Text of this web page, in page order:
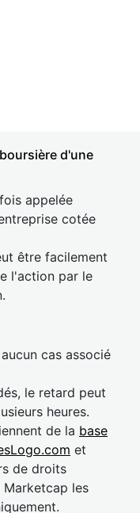
d'une
appelée
cotée
être facilement
l'action par le
cas associé
le retard peut
heures.
de la base
et
de droits
les